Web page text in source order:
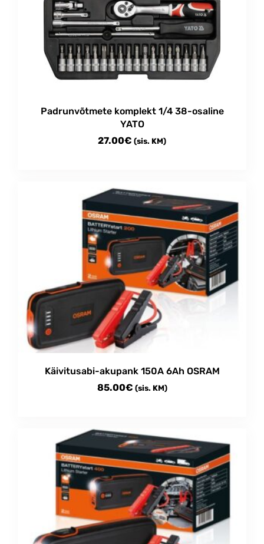
Padrunvõtmete komplekt 1/4 38-osaline
YATO
27.00€ (sis. KM)
Käivitusabi-akupank 150A 6Ah OSRAM
85.00€ (sis. KM)